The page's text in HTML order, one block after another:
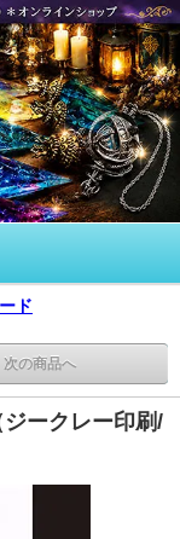
ド
次の商品へ
ークレー印刷/